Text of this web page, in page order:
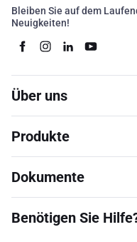
Bleiben Sie auf dem
Neuigkeiten!
Über uns
Produkte
Dokumente
Benötigen Sie